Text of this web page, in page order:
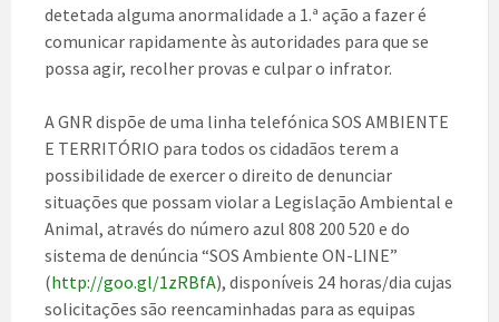
detetada alguma anormalidade a 1.ª ação a fazer é
comunicar rapidamente às autoridades para que se
possa agir, recolher provas e culpar o infrator.
A GNR dispõe de uma linha telefónica SOS AMBIENTE
E TERRITÓRIO para todos os cidadãos terem a
possibilidade de exercer o direito de denunciar
situações que possam violar a Legislação Ambiental e
Animal, através do número azul 808 200 520 e do
sistema de denúncia “SOS Ambiente ON-LINE”
(http://goo.gl/1zRBfA), disponíveis 24 horas/dia cujas
solicitações são reencaminhadas para as equipas